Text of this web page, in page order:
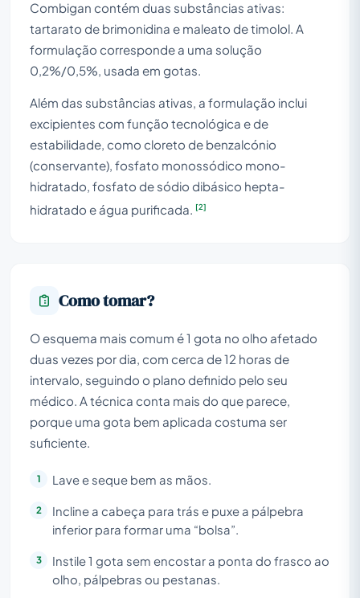
Combigan contém duas substâncias ativas:
tartarato de brimonidina e maleato de timolol. A
formulação corresponde a uma solução
0,2%/0,5%, usada em gotas.
Além das substâncias ativas, a formulação inclui
excipientes com função tecnológica e de
estabilidade, como cloreto de benzalcónio
(conservante), fosfato monossódico mono-
hidratado, fosfato de sódio dibásico hepta-
hidratado e água purificada.
[2]
Como tomar?
O esquema mais comum é 1 gota no olho afetado
duas vezes por dia, com cerca de 12 horas de
intervalo, seguindo o plano definido pelo seu
médico. A técnica conta mais do que parece,
porque uma gota bem aplicada costuma ser
suficiente.
Lave e seque bem as mãos.
Incline a cabeça para trás e puxe a pálpebra
inferior para formar uma “bolsa”.
Instile 1 gota sem encostar a ponta do frasco ao
olho, pálpebras ou pestanas.